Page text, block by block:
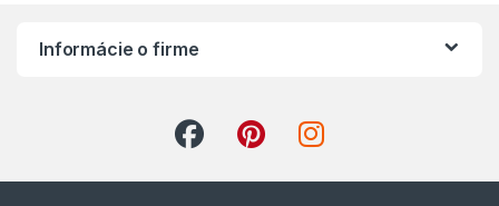
Informácie o firme